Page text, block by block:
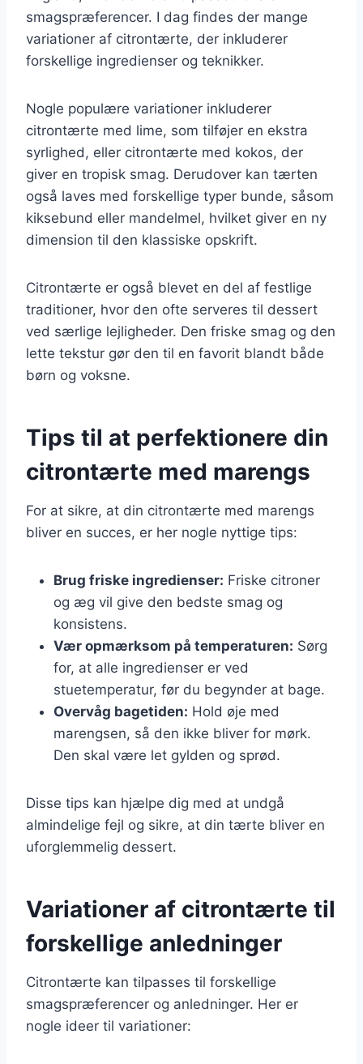
smagspræferencer. I dag findes der mange
variationer af citrontærte, der inkluderer
forskellige ingredienser og teknikker.
Nogle populære variationer inkluderer
citrontærte med lime, som tilføjer en ekstra
syrlighed, eller citrontærte med kokos, der
giver en tropisk smag. Derudover kan tærten
også laves med forskellige typer bunde, såsom
kiksebund eller mandelmel, hvilket giver en ny
dimension til den klassiske opskrift.
Citrontærte er også blevet en del af festlige
traditioner, hvor den ofte serveres til dessert
ved særlige lejligheder. Den friske smag og den
lette tekstur gør den til en favorit blandt både
børn og voksne.
Tips til at perfektionere din
citrontærte med marengs
For at sikre, at din citrontærte med marengs
bliver en succes, er her nogle nyttige tips:
Brug friske ingredienser: Friske citroner
og æg vil give den bedste smag og
konsistens.
Vær opmærksom på temperaturen: Sørg
for, at alle ingredienser er ved
stuetemperatur, før du begynder at bage.
Overvåg bagetiden: Hold øje med
marengsen, så den ikke bliver for mørk.
Den skal være let gylden og sprød.
Disse tips kan hjælpe dig med at undgå
almindelige fejl og sikre, at din tærte bliver en
uforglemmelig dessert.
Variationer af citrontærte til
forskellige anledninger
Citrontærte kan tilpasses til forskellige
smagspræferencer og anledninger. Her er
nogle ideer til variationer: